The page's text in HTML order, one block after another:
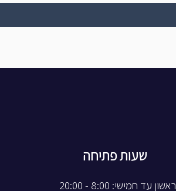
שעות פתיחה
ראשון עד חמישי: 8:00 - 20:00